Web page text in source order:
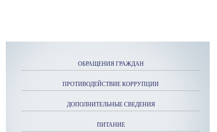
ОБРАЩЕНИЯ ГРАЖДАН
ПРОТИВОДЕЙСТВИЕ КОРРУПЦИИ
ДОПОЛНИТЕЛЬНЫЕ СВЕДЕНИЯ
ПИТАНИЕ